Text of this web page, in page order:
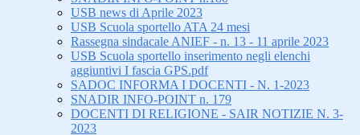
USB news di Aprile 2023
USB Scuola sportello ATA 24 mesi
Rassegna sindacale ANIEF - n. 13 - 11 aprile 2023
USB Scuola sportello inserimento negli elenchi
aggiuntivi I fascia GPS.pdf
SADOC INFORMA I DOCENTI - N. 1-2023
SNADIR INFO-POINT n. 179
DOCENTI DI RELIGIONE - SAIR NOTIZIE N. 3-
2023